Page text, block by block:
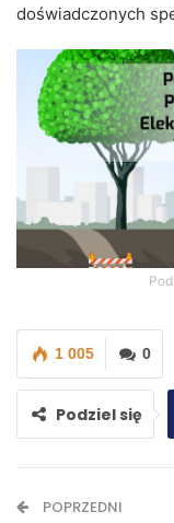
doświadczonych
0
1 005
Podziel się
POPRZEDNI